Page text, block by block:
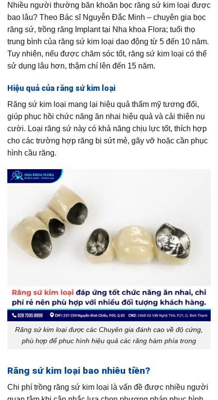
Nhiều người thường băn khoăn bọc răng sứ kim loại được
bao lâu? Theo Bác sĩ Nguyễn Đắc Minh – chuyên gia bọc
răng sứ, trồng răng Implant tại Nha khoa Flora; tuổi thọ
trung bình của răng sứ kim loại dao động từ 5 đến 10 năm.
Tuy nhiên, nếu được chăm sóc tốt, răng sứ kim loại có thể
sử dụng lâu hơn, thậm chí lên đến 15 năm.
Hiệu quả của răng sứ kim loại
Răng sứ kim loại mang lại hiệu quả thẩm mỹ tương đối,
giúp phục hồi chức năng ăn nhai hiệu quả và cải thiện nụ
cười. Loại răng sứ này có khả năng chịu lực tốt, thích hợp
cho các trường hợp răng bị sứt mẻ, gãy vỡ hoặc cần phục
hình cầu răng.
Răng sứ kim loại được các Chuyên gia đánh cao về độ cứng,
phù hợp để phục hình hiệu quả các răng hàm phía trong
Răng sứ kim loại bao nhiêu tiền?
Chi phí trồng răng sứ kim loại là vấn đề được nhiều người